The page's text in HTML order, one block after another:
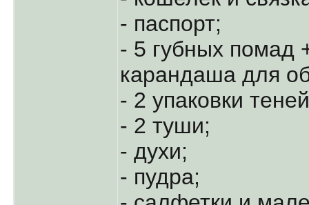
- паспорт;
- 5 губных помад
карандаша для
- 2 упаковки
- 2 туши;
- духи;
- пудра;